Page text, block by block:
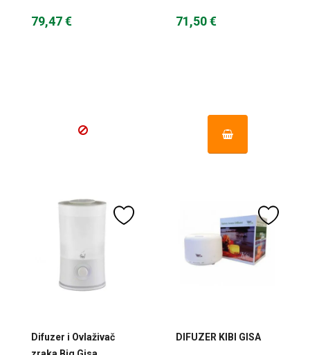
79,47 € 71,50 €
Difuzer i Ovlaživač
DIFUZER KIBI GISA